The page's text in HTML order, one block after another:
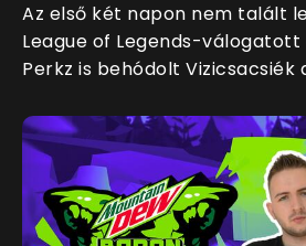
Az első két napon nem talált
League of Legends-válogatott
Perkz is behódolt Vizicsacsiék